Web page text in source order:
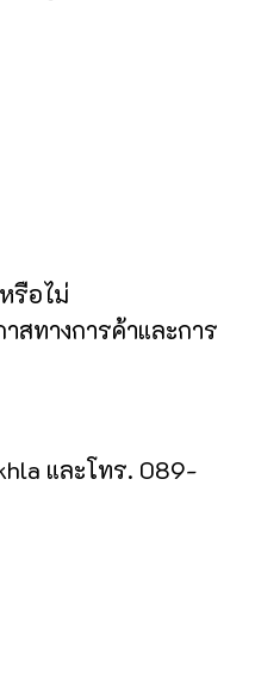
รือไม่
สทางการค้าและการ
และโทร. 089-